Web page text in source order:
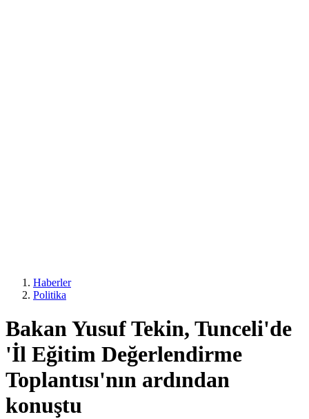
Haberler
Politika
Bakan Yusuf Tekin, Tunceli'de
'İl Eğitim Değerlendirme
Toplantısı'nın ardından
konuştu